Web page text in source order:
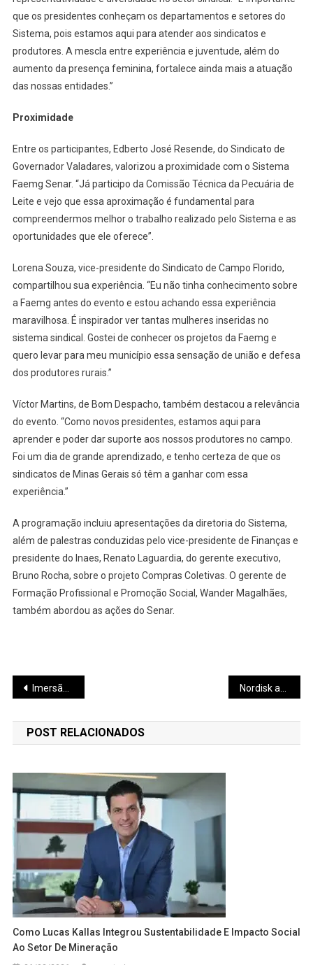
que os presidentes conheçam os departamentos e setores do
Sistema, pois estamos aqui para atender aos sindicatos e
produtores. A mescla entre experiência e juventude, além do
aumento da presença feminina, fortalece ainda mais a atuação
das nossas entidades.”
Proximidade
Entre os participantes, Edberto José Resende, do Sindicato de
Governador Valadares, valorizou a proximidade com o Sistema
Faemg Senar. “Já participo da Comissão Técnica da Pecuária de
Leite e vejo que essa aproximação é fundamental para
compreendermos melhor o trabalho realizado pelo Sistema e as
oportunidades que ele oferece”.
Lorena Souza, vice-presidente do Sindicato de Campo Florido,
compartilhou sua experiência. “Eu não tinha conhecimento sobre
a Faemg antes do evento e estou achando essa experiência
maravilhosa. É inspirador ver tantas mulheres inseridas no
sistema sindical. Gostei de conhecer os projetos da Faemg e
quero levar para meu município essa sensação de união e defesa
dos produtores rurais.”
Víctor Martins, de Bom Despacho, também destacou a relevância
do evento. “Como novos presidentes, estamos aqui para
aprender e poder dar suporte aos nossos produtores no campo.
Foi um dia de grande aprendizado, e tenho certeza de que os
sindicatos de Minas Gerais só têm a ganhar com essa
experiência.”
A programação incluiu apresentações da diretoria do Sistema,
além de palestras conduzidas pelo vice-presidente de Finanças e
presidente do Inaes, Renato Laguardia, do gerente executivo,
Bruno Rocha, sobre o projeto Compras Coletivas. O gerente de
Formação Profissional e Promoção Social, Wander Magalhães,
também abordou as ações do Senar.
Navegação
de
Post
Imersão Indústria é um marco de inovação e conectividade para o setor industrial
POST RELACIONADOS
Como Lucas Kallas Integrou Sustentabilidade E Impacto Social
Ao Setor De Mineração